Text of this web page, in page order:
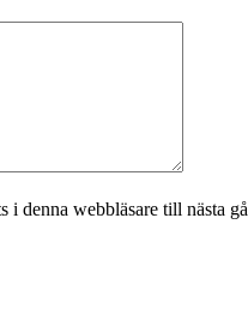
i denna webbläsare till nästa